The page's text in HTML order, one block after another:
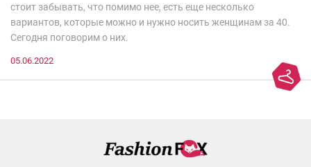
стоит забывать, что помимо нее, есть еще несколько
вариантов, которые можно и нужно носить женщинам за 40.
Сегодня поговорим о них.
05.06.2022